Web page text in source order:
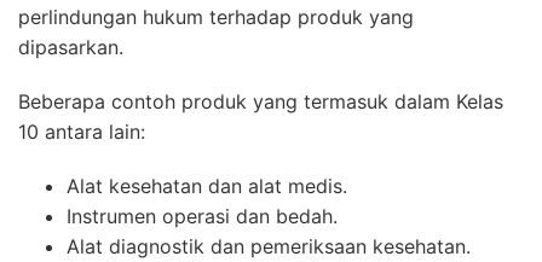
perlindungan hukum terhadap produk yang
dipasarkan.
Beberapa contoh produk yang termasuk dalam Kelas
10 antara lain:
Alat kesehatan dan alat medis.
Instrumen operasi dan bedah.
Alat diagnostik dan pemeriksaan kesehatan.